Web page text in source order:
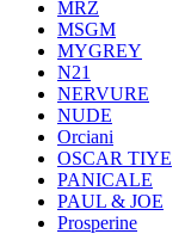
MRZ
MSGM
MYGREY
N21
NERVURE
NUDE
Orciani
OSCAR TIYE
PANICALE
PAUL & JOE
Prosperine